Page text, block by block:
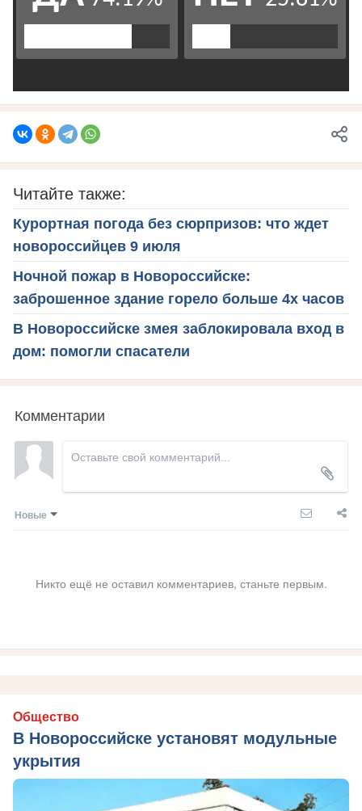
Читайте также:
Курортная погода без сюрпризов: что ждет
новороссийцев 9 июля
Ночной пожар в Новороссийске:
заброшенное здание горело больше 4х часов
В Новороссийске змея заблокировала вход в
дом: помогли спасатели
Комментарии
Новые
Никто ещё не оставил комментариев, станьте первым.
Общество
В Новороссийске установят модульные
укрытия